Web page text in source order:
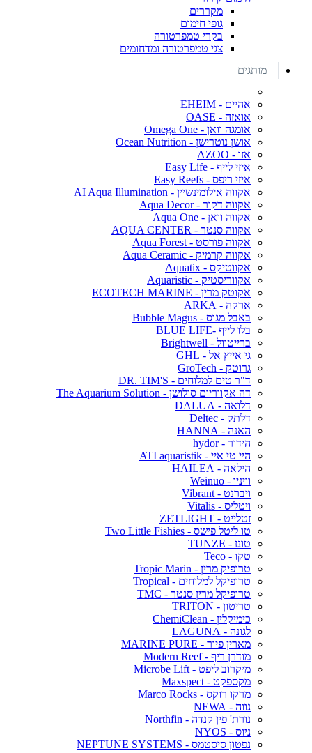
מקררים
גופי חימום
בקרי טמפרטורה
צגי טמפרטורה ומדחומים
מותגים
אהיים - EHEIM
אואזה - OASE
אומגה וואן - Omega One
אושן נוטרישן - Ocean Nutrition
אזו - AZOO
איזי לייף - Easy Life
איזי ריפס - Easy Reefs
אקווה אילומינשיין - AI Aqua Illumination
אקווה דקור - Aqua Decor
אקווה וואן - Aqua One
אקווה סנטר - AQUA CENTER
אקווה פורסט - Aqua Forest
אקווה קרמיק - Aqua Ceramic
אקווטיקס - Aquatix
אקווריסטיק - Aquaristic
אקוטק מרין - ECOTECH MARINE
ארקה - ARKA
באבל מגוס - Bubble Magus
בלו לייף -BLUE LIFE
ברייטוול - Brightwell
גי אייץ אל - GHL
גרוטק - GroTech
ד"ר טים למלוחים - DR. TIM'S
דה אקווריום סולושן - The Aquarium Solution
דלואה - DALUA
דלתק - Deltec
האנה - HANNA
הידור - hydor
היי טי איי - ATI aquaristik
הילאה - HAILEA
וויניו - Weinuo
ויברנט - Vibrant
ויטליס - Vitalis
זטלייט - ZETLIGHT
טו ליטל פישס - Two Little Fishies
טונז - TUNZE
טקו - Teco
טרופיק מרין - Tropic Marin
טרופיקל למלוחים - Tropical
טרופיקל מרין סנטר - TMC
טריטון - TRITON
כימיקלין - ChemiClean
לגונה - LAGUNA
מארין פיור - MARINE PURE
מודרן ריף - Modern Reef
מיקרוב ליפט - Microbe Lift
מקספקט - Maxspect
מרקו רוקס - Marco Rocks
נווה - NEWA
נורת' פין קנדה - Northfin
ניוס - NYOS
נפטון סיסטמס - NEPTUNE SYSTEMS